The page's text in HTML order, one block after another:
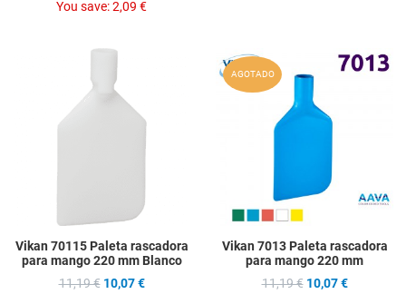
You save:2,09 €
Add to Wishlist
Vikan 70115 Paleta rascadora
para mango 220 mm Blanco
11,19 € 10,07 €
AGOTADO
Vikan 7013 Paleta rascadora
para mango 220 mm
11,19 € 10,07 €